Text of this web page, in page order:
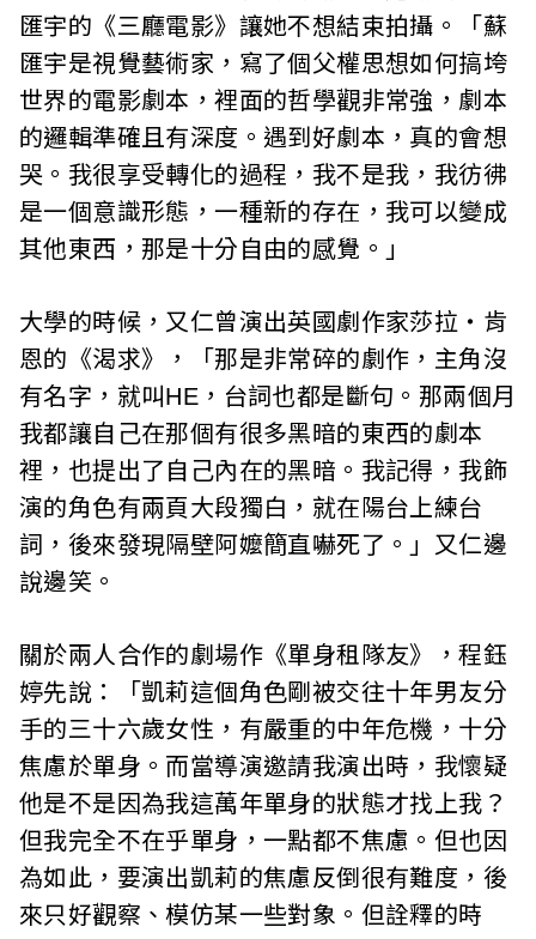
匯宇的《三廳電影》讓她不想結束拍攝。「蘇
匯宇是視覺藝術家，寫了個父權思想如何搞垮
世界的電影劇本，裡面的哲學觀非常強，劇本
的邏輯準確且有深度。遇到好劇本，真的會想
哭。我很享受轉化的過程，我不是我，我彷彿
是一個意識形態，一種新的存在，我可以變成
其他東西，那是十分自由的感覺。」
大學的時候，又仁曾演出英國劇作家莎拉‧肯
恩的《渴求》，「那是非常碎的劇作，主角沒
有名字，就叫HE，台詞也都是斷句。那兩個月
我都讓自己在那個有很多黑暗的東西的劇本
裡，也提出了自己內在的黑暗。我記得，我飾
演的角色有兩頁大段獨白，就在陽台上練台
詞，後來發現隔壁阿嬤簡直嚇死了。」又仁邊
說邊笑。
關於兩人合作的劇場作《單身租隊友》，程鈺
婷先說：「凱莉這個角色剛被交往十年男友分
手的三十六歲女性，有嚴重的中年危機，十分
焦慮於單身。而當導演邀請我演出時，我懷疑
他是不是因為我這萬年單身的狀態才找上我？
但我完全不在乎單身，一點都不焦慮。但也因
為如此，要演出凱莉的焦慮反倒很有難度，後
來只好觀察、模仿某一些對象。但詮釋的時